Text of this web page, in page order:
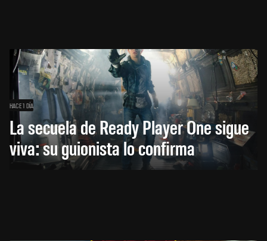
HACE 1 DÍA
La secuela de Ready Player One sigue
viva: su guionista lo confirma